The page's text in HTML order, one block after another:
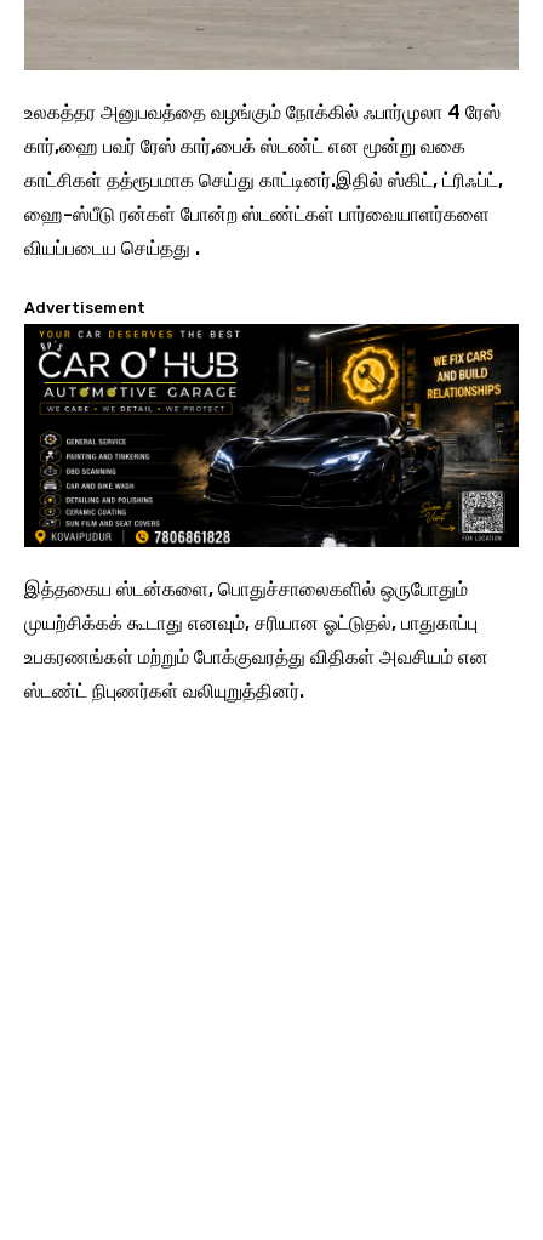
உலகத்தர அனுபவத்தை வழங்கும் நோக்கில் ஃபார்முலா 4 ரேஸ்
கார்,ஹை பவர் ரேஸ் கார்,பைக் ஸ்டண்ட் என மூன்று வகை
காட்சிகள் தத்ரூபமாக செய்து காட்டினர்.இதில் ஸ்கிட், ட்ரிஃப்ட்,
ஹை-ஸ்பீடு ரன்கள் போன்ற ஸ்டண்ட்கள் பார்வையாளர்களை
வியப்படைய செய்தது .
Advertisement
இத்தகைய ஸ்டன்களை, பொதுச்சாலைகளில் ஒருபோதும்
முயற்சிக்கக் கூடாது எனவும், சரியான ஓட்டுதல், பாதுகாப்பு
உபகரணங்கள் மற்றும் போக்குவரத்து விதிகள் அவசியம் என
ஸ்டண்ட் நிபுணர்கள் வலியுறுத்தினர்.